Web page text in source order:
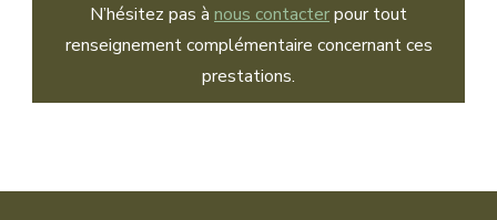
N’hésitez pas à nous contacterpour tout
renseignement complémentaire concernant ces
prestations.